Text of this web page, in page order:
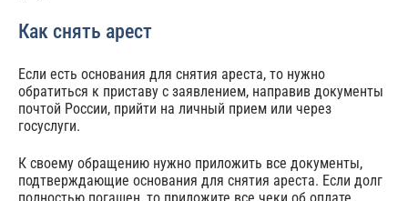
Как снять арест
Если есть основания для снятия ареста, то нужно
обратиться к приставу с заявлением, направив документы
почтой России, прийти на личный прием или через
госуслуги.
К своему обращению нужно приложить все документы,
подтверждающие основания для снятия ареста. Если долг